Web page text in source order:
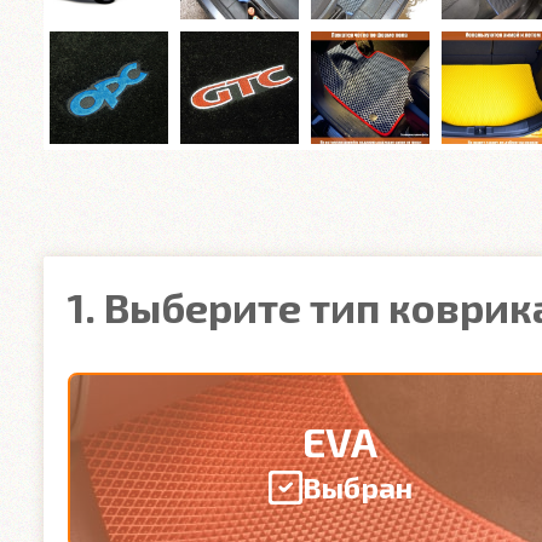
1. Выберите тип
EVA
Выбран